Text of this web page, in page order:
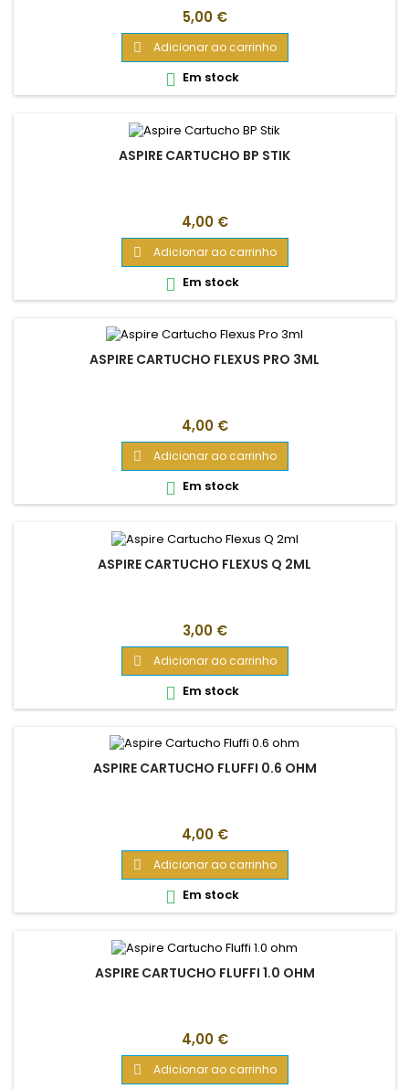
Preço
5,00 €
 Adicionar ao carrinho
 Em stock
ASPIRE CARTUCHO BP STIK
Preço
4,00 €
 Adicionar ao carrinho
 Em stock
ASPIRE CARTUCHO FLEXUS PRO 3ML
Preço
4,00 €
 Adicionar ao carrinho
 Em stock
ASPIRE CARTUCHO FLEXUS Q 2ML
Preço
3,00 €
 Adicionar ao carrinho
 Em stock
ASPIRE CARTUCHO FLUFFI 0.6 OHM
Preço
4,00 €
 Adicionar ao carrinho
 Em stock
ASPIRE CARTUCHO FLUFFI 1.0 OHM
Preço
4,00 €
 Adicionar ao carrinho